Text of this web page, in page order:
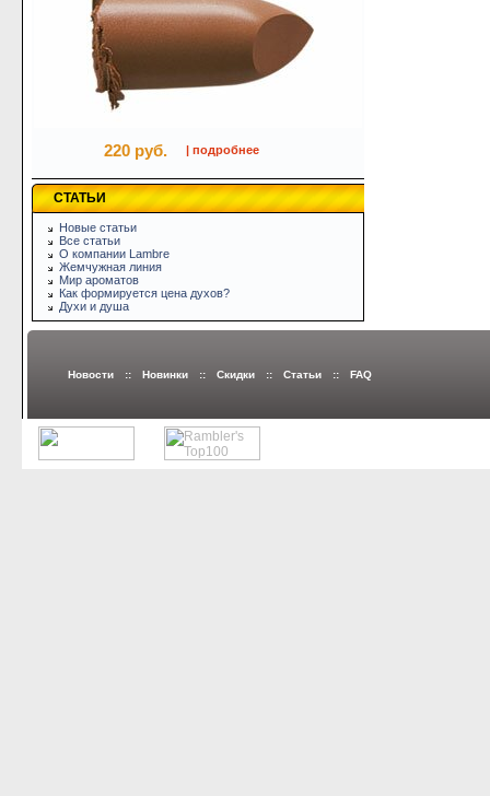
220 руб. | подробнее
СТАТЬИ
Новые статьи
Все статьи
О компании Lambre
Жемчужная линия
Мир ароматов
Как формируется цена духов?
Духи и душа
Новости :: Новинки :: Скидки :: Статьи :: FAQ